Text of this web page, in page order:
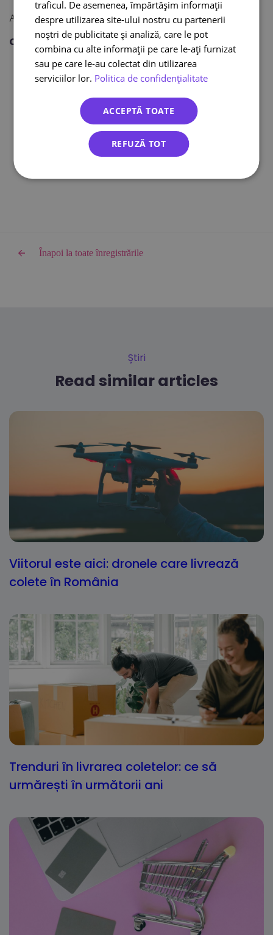
Ai nevoie de o ofertă? Contacteazădepartamentulrelații clienți!
Citește și:
Curier international
Curier online
Cargus Ship & Go
Integrari eCommerce
Lockere FANbox
Transport bicicleta curier
Înapoi la toate înregistrările
Știri
Read similar articles
Viitorul este aici: dronele care livrează
colete în România
Trenduri în livrarea coletelor: ce să
urmărești în următorii ani
traficul. De asemenea, împărtășim informații
despre utilizarea site-ului nostru cu partenerii
noștri de publicitate și analiză, care le pot
combina cu alte informații pe care le-ați furnizat
sau pe care le-au colectat din utilizarea
serviciilor lor. Politica de confidențialitate
ACCEPTĂ TOATE
REFUZĂ TOT